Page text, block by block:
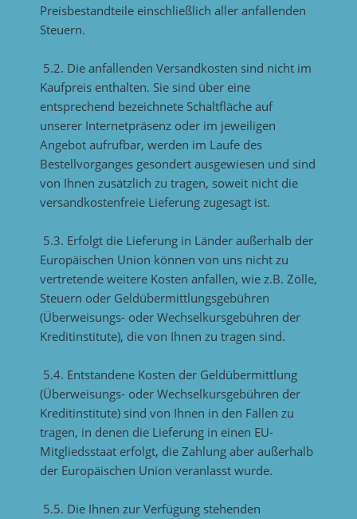
Preisbestandteile einschließlich aller anfallenden
Steuern.
5.2. Die anfallenden Versandkosten sind nicht im
Kaufpreis enthalten. Sie sind über eine
entsprechend bezeichnete Schaltfläche auf
unserer Internetpräsenz oder im jeweiligen
Angebot aufrufbar, werden im Laufe des
Bestellvorganges gesondert ausgewiesen und sind
von Ihnen zusätzlich zu tragen, soweit nicht die
versandkostenfreie Lieferung zugesagt ist.
5.3. Erfolgt die Lieferung in Länder außerhalb der
Europäischen Union können von uns nicht zu
vertretende weitere Kosten anfallen, wie z.B. Zölle,
Steuern oder Geldübermittlungsgebühren
(Überweisungs- oder Wechselkursgebühren der
Kreditinstitute), die von Ihnen zu tragen sind.
5.4. Entstandene Kosten der Geldübermittlung
(Überweisungs- oder Wechselkursgebühren der
Kreditinstitute) sind von Ihnen in den Fällen zu
tragen, in denen die Lieferung in einen EU-
Mitgliedsstaat erfolgt, die Zahlung aber außerhalb
der Europäischen Union veranlasst wurde.
5.5. Die Ihnen zur Verfügung stehenden